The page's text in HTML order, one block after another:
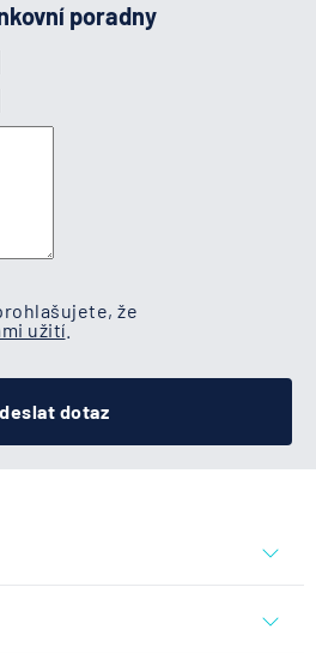
poradny
že
užití
dotaz